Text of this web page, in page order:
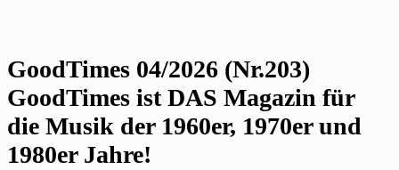
GoodTimes 04/2026 (Nr.203)
GoodTimes ist DAS Magazin für
die Musik der 1960er, 1970er und
1980er Jahre!